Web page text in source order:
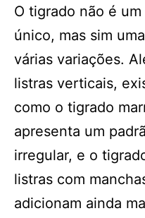
O tigrado não é
único, mas sim
várias variações.
listras verticais,
como o tigrado
apresenta um
irregular, e o
listras com
adicionam ainda